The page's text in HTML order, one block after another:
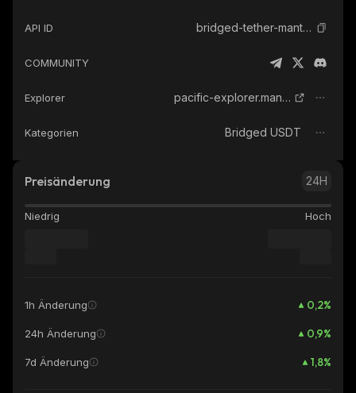
API ID bridged-tether-manta-pacific
COMMUNITY
Explorer pacific-explorer.manta.network
Kategorien Bridged USDT
Preisänderung 24H
Niedrig Hoch
1h Änderung 0,2%
24h Änderung 0,9%
7d Änderung 1,8%